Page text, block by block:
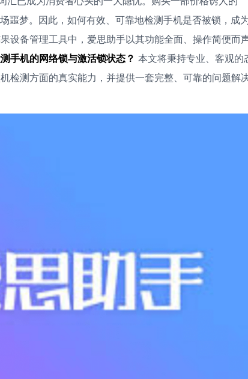
噩梦。因此，如何有效、可靠地检测手机是否被锁，成
设备管理工具中，爱思助手以其功能全面、操作简便而
手机的网络锁与激活锁状态？ 本文将秉持专业、客观的
检测方面的真实能力，并提供一套完整、可靠的问题解